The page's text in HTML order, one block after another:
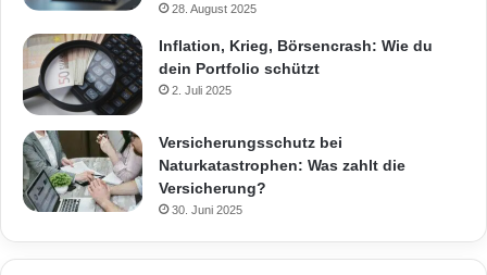
28. August 2025
Inflation, Krieg, Börsencrash: Wie du
dein Portfolio schützt
2. Juli 2025
Versicherungsschutz bei
Naturkatastrophen: Was zahlt die
Versicherung?
30. Juni 2025